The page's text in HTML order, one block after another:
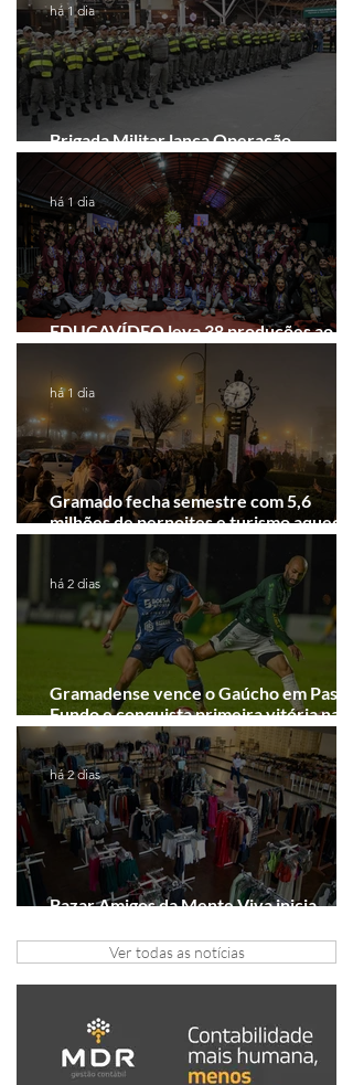
Brigada Militar lança Operação
Convergência na Região das Hortênsias
há 1 dia
EDUCAVÍDEO leva 38 produções ao
Festival de Cinema de Gramado
há 1 dia
Gramado fecha semestre com 5,6
milhões de pernoites e turismo
Junho desponta!
há 1 dia
Gramadense vence o Gaúcho em Passo
Fundo e conquista primeira vitória na
Série A2
há 2 dias
Bazar Amigos da Mente Viva inicia
há 2 dias
Ver todas as notícias